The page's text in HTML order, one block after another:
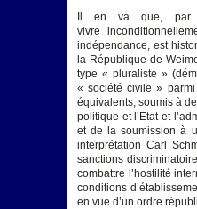
Il en va que, par
vivre
indépendance, est
la République de
type « pluraliste »
« société civile » parmi
équivalents, soumis à
politique et l’Etat et
et de la soumission à
interprétation Carl
sanctions
combattre l’hostilité
conditions
en vue d’un ordre